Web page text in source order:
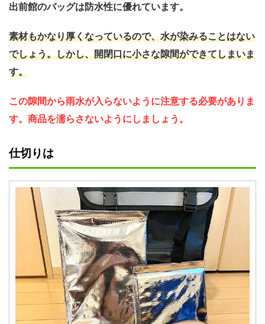
出前館のバッグは防水性に優れています。
素材もかなり厚くなっているので、水が染みることはない
でしょう。しかし、開閉口に小さな隙間ができてしまいま
す。
この隙間から雨水が入らないように注意する必要がありま
す。商品を濡らさないようにしましょう。
仕切りは